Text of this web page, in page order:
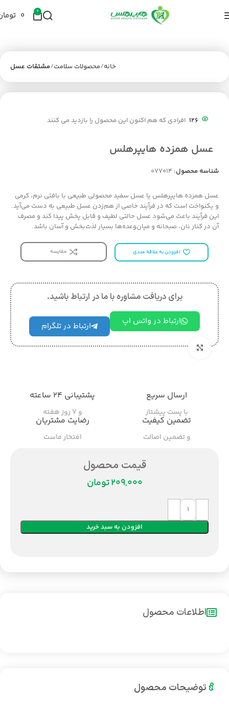
0 ۰
خانه محصولات سلامت مشتقات عسل
126 افرادی که هم اکنون این محصول را بازدید می کنند
عسل همزده هایپرهلس
شناسه محصول: 077014
عسل همزده هایپرهلس یا عسل سفید محصولی طبیعی با بافتی نرم، کرمی
و یکنواخت است که در فرآیند خاصی از هم‌زدن عسل طبیعی به دست می‌آید.
این فرآیند باعث می‌شود عسل حالتی لطیف و قابل پخش پیدا کند و مصرف
آن در کنار نان، صبحانه و میان‌وعده‌ها بسیار لذت‌بخش و آسان باشد.
افزودن به علاقه مندی مقایسه
برای دریافت مشاوره با ما در ارتباط باشید.
ارتباط در واتس اپ ارتباط در تلگرام
بزرگنمایی تصویر
ارسال سریع
با پست پیشتاز
پشتیبانی ۲۴ ساعته
و ۷ روز هفته
تضمین کیفیت
و تضمین اصالت
رضایت مشتریان
افتخار ماست
قیمت محصول
تومان
افزودن به سبد خرید
توضیحات محصول
اطلاعات محصول